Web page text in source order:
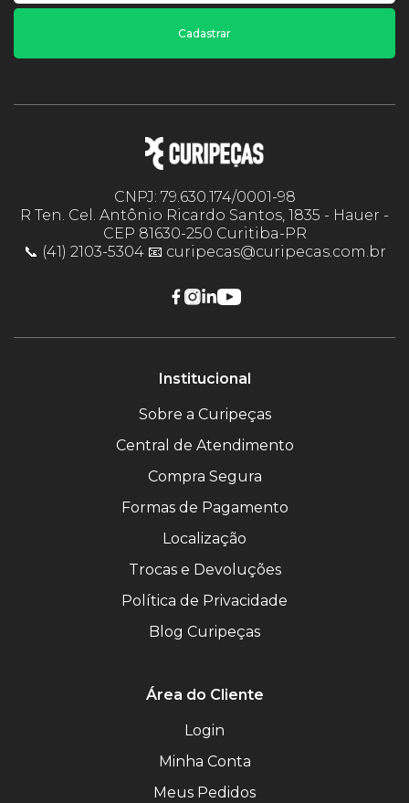
Cadastrar
CNPJ: 79.630.174/0001-98
R Ten. Cel. Antônio Ricardo Santos, 1835 - Hauer -
CEP 81630-250 Curitiba-PR
📞 (41) 2103-5304 📧 curipecas@curipecas.com.br
Institucional
Sobre a Curipeças
Central de Atendimento
Compra Segura
Formas de Pagamento
Localização
Trocas e Devoluções
Política de Privacidade
Blog Curipeças
Área do Cliente
Login
Minha Conta
Meus Pedidos